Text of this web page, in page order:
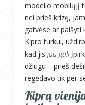
modelio mobilųjį
nei prieš krizę,
gatvėse ar paišyti
Kipro turkui,
kad jis jau gali
džiugu – prieš
regėdavo tik per
Kiprą